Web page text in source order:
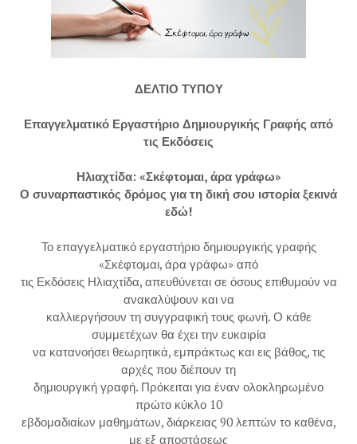
ΔΕΛΤΙΟ ΤΥΠΟΥ
Επαγγελματικό Εργαστήριο Δημιουργικής Γραφής από
τις Εκδόσεις
Ηλιαχτίδα: «Σκέφτομαι, άρα γράφω»
Ο συναρπαστικός δρόμος για τη δική σου ιστορία ξεκινά
εδώ!
Το επαγγελματικό εργαστήριο δημιουργικής γραφής
«Σκέφτομαι, άρα γράφω» από
τις Εκδόσεις Ηλιαχτίδα, απευθύνεται σε όσους επιθυμούν να
ανακαλύψουν και να
καλλιεργήσουν τη συγγραφική τους φωνή. Ο κάθε
συμμετέχων θα έχει την ευκαιρία
να κατανοήσει θεωρητικά, εμπράκτως και εις βάθος, τις
αρχές που διέπουν τη
δημιουργική γραφή. Πρόκειται για έναν ολοκληρωμένο
πρώτο κύκλο 10
εβδομαδιαίων μαθημάτων, διάρκειας 90 λεπτών το καθένα,
με εξ αποστάσεως